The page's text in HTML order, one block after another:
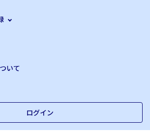
いて
ログイン